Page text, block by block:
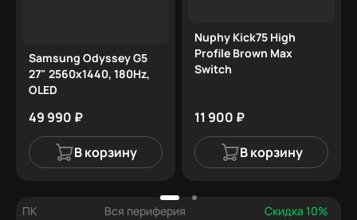
Samsung Odyssey G5
27" 2560x1440, 180Hz,
OLED
49 990 ₽
В корзину
Nuphy Kick75 High
Profile Brown Max
Switch
11 900 ₽
В корзину
ПК Вся периферия Скидка 10%